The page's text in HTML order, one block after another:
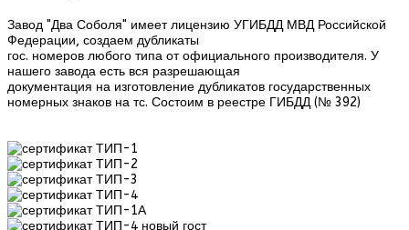
Завод "Два Соболя" имеет лицензию УГИБДД МВД Российской
Федерации, создаем дубликаты
гос. номеров любого типа от официального производителя. У
нашего завода есть вся разрешающая
документация на изготовление дубликатов государственных
номерных знаков на тс. Состоим в реестре ГИБДД (№ 392)